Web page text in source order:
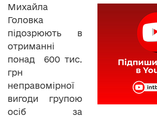
Михайла
Головка
підозрюють в
отриманні
понад 600 тис.
грн
неправомірної
вигоди групою
осіб за